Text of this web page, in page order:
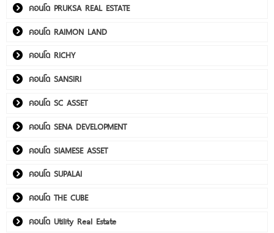
คอนโด PRUKSA REAL ESTATE
คอนโด RAIMON LAND
คอนโด RICHY
คอนโด SANSIRI
คอนโด SC ASSET
คอนโด SENA DEVELOPMENT
คอนโด SIAMESE ASSET
คอนโด SUPALAI
คอนโด THE CUBE
คอนโด Utility Real Estate